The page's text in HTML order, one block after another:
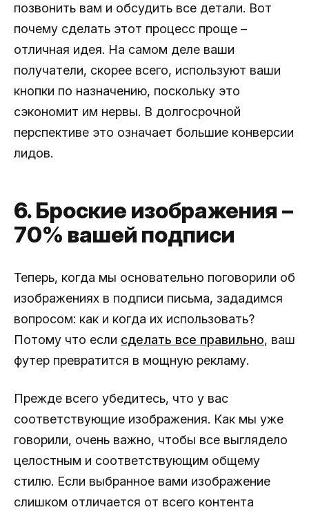
позвонить вам и обсудить все детали. Вот
почему сделать этот процесс проще –
отличная идея. На самом деле ваши
получатели, скорее всего, используют ваши
кнопки по назначению, поскольку это
сэкономит им нервы. В долгосрочной
перспективе это означает большие конверсии
лидов.
6. Броские изображения –
70% вашей подписи
Теперь, когда мы основательно поговорили об
изображениях в подписи письма, зададимся
вопросом: как и когда их использовать?
Потому что если сделать все правильно, ваш
футер превратится в мощную рекламу.
Прежде всего убедитесь, что у вас
соответствующие изображения. Как мы уже
говорили, очень важно, чтобы все выглядело
целостным и соответствующим общему
стилю. Если выбранное вами изображение
слишком отличается от всего контента